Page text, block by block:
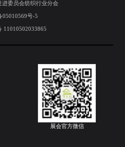
进委员会纺织行业分会
05010569号-5
11010502033865
展会官方微信